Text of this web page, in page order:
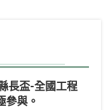
長盃-全國工程
參與。